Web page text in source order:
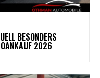
BESONDERS
2026